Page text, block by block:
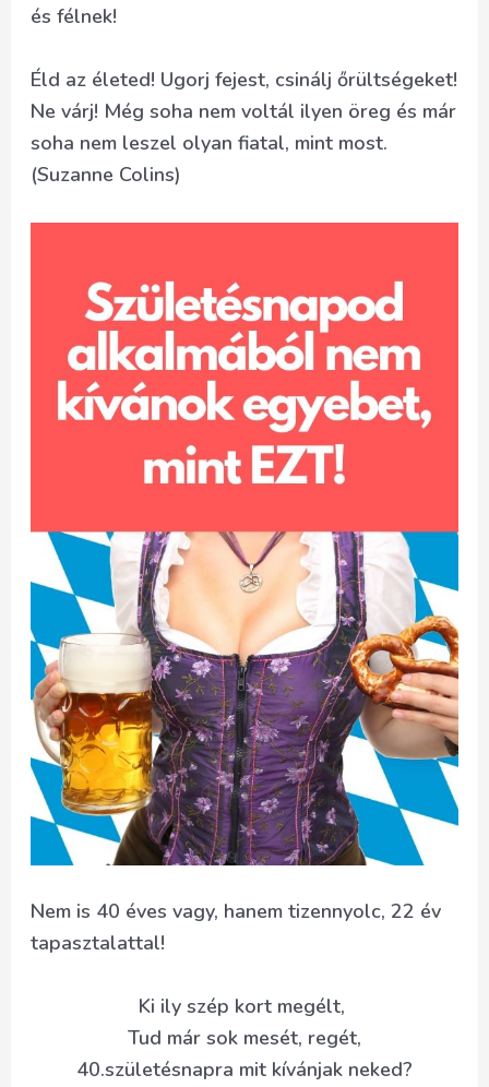
és félnek!
Éld az életed! Ugorj fejest, csinálj őrültségeket!
Ne várj! Még soha nem voltál ilyen öreg és már
soha nem leszel olyan fiatal, mint most.
(Suzanne Colins)
Nem is 40 éves vagy, hanem tizennyolc, 22 év
tapasztalattal!
Ki ily szép kort megélt,
Tud már sok mesét, regét,
40.születésnapra mit kívánjak neked?